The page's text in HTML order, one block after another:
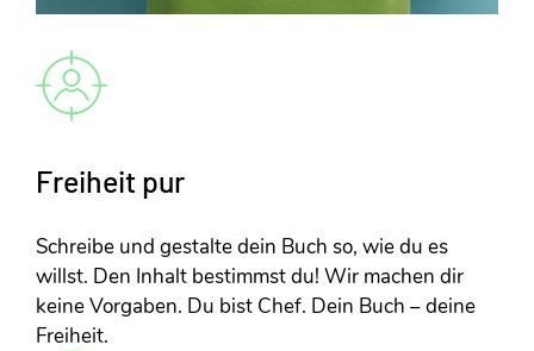
Freiheit pur
Schreibe und gestalte dein Buch so, wie du es
willst. Den Inhalt bestimmst du! Wir machen dir
keine Vorgaben. Du bist Chef. Dein Buch – deine
Freiheit.